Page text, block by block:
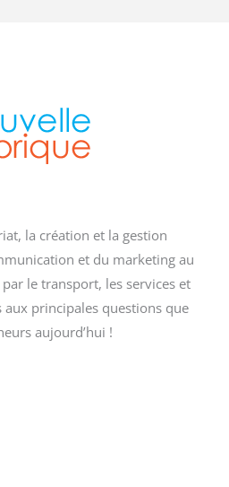
la création et la gestion
et du marketing au
le transport, les services et
aux principales questions que
aujourd’hui !